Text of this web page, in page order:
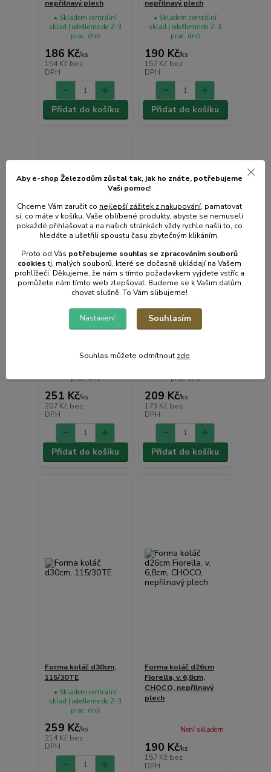
nepřilnavý plech
186 Kč/ks
154 Kč bez
DPH
• Skladem centrální
sklad | odešleme do 2-3
prac. dnů
Přidat do košíku
nepřilnavý plech
190 Kč/ks
157 Kč bez
DPH
• Skladem centrální
sklad | odešleme do 2-3
prac. dnů
Přidat do košíku
251 Kč/ks
207 Kč bez
DPH
• Skladem centrální
prac. dnů
Přidat do košíku
209 Kč/ks
173 Kč bez
DPH
• Skladem centrální
prac. dnů
Přidat do košíku
Forma koláč d30cm,
115/30TE
259 Kč/ks
214 Kč bez
DPH
• Skladem centrální
sklad | odešleme do 2-3
prac. dnů
Forma koláč d26cm
Fiorella, v. 6,8cm,
CHOCO, nepřilnavý
plech
190 Kč/ks
157 Kč bez
DPH
Není skladem
Aby e-shop Železodům zůstal tak, jak ho znáte, potřebujeme
Vaši pomoc!
Chceme Vám zaručit co nejlepší zážitek z nakupování, pamatovat
si, co máte v košíku, Vaše oblíbené produkty, abyste se nemuseli
pokaždé přihlašovat a na našich stránkách vždy rychle našli to, co
hledáte a ušetřili spoustu času zbytečným klikáním.
Proto od Vás potřebujeme souhlas se zpracováním souborů
cookiestj. malých souborů, které se dočasně ukládají na Vašem
prohlížeči. Děkujeme, že nám s tímto požadavkem vyjdete vstříc a
pomůžete nám tímto web zlepšovat. Budeme se k Vašim datům
chovat slušně. To Vám slibujeme!
Nastavení Souhlasím
Souhlas můžete odmítnout zde.